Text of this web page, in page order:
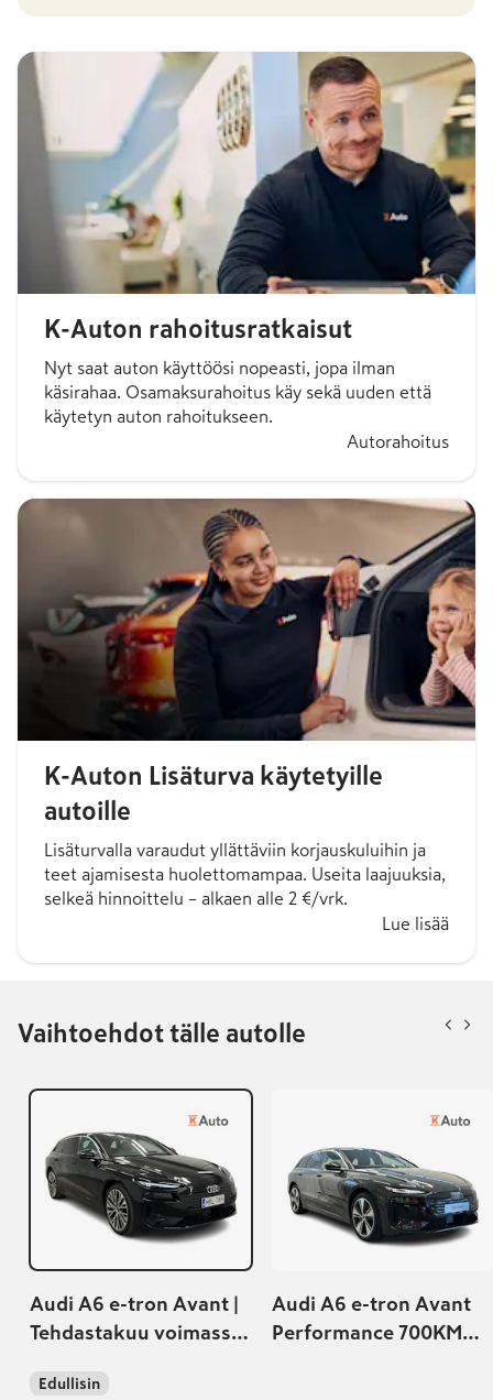
K-Auton rahoitusratkaisut
Nyt saat auton käyttöösi nopeasti, jopa ilman
käsirahaa. Osamaksurahoitus käy sekä uuden että
käytetyn auton rahoitukseen.
Autorahoitus
K-Auton Lisäturva käytetyille
autoille
Lisäturvalla varaudut yllättäviin korjauskuluihin ja
teet ajamisesta huolettomampaa. Useita laajuuksia,
selkeä hinnoittelu – alkaen alle 2 €/vrk.
Lue lisää
Vaihtoehdot tälle autolle
Audi A6 e-tron Avant |
Tehdastakuu voimassa:
Edullisin
Audi A6 e-tron Avant
Performance 700KM